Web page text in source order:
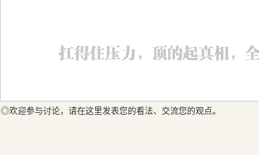
◎欢迎参与讨论，请在这里发表您的看法、交流您的观点。